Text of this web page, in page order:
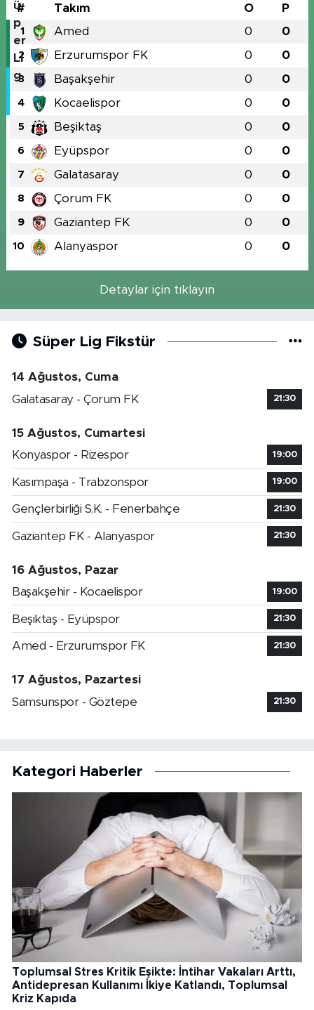
# Takım O P
1 Amed 0 0
2 Erzurumspor FK 0 0
3 Başakşehir 0 0
4 Kocaelispor 0 0
5 Beşiktaş 0 0
6 Eyüpspor 0 0
7 Galatasaray 0 0
8 Çorum FK 0 0
9 Gaziantep FK 0 0
10 Alanyaspor 0 0
Detaylar için tıklayın
Süper Lig Fikstür
14 Ağustos, Cuma
Galatasaray - Çorum FK
21:30
15 Ağustos, Cumartesi
Konyaspor - Rizespor
19:00
Kasımpaşa - Trabzonspor 19:00
Gençlerbirliği S.K. - Fenerbahçe 21:30
Gaziantep FK - Alanyaspor 21:30
16 Ağustos, Pazar
Başakşehir - Kocaelispor
19:00
Beşiktaş - Eyüpspor 21:30
Amed - Erzurumspor FK 21:30
17 Ağustos, Pazartesi
Samsunspor - Göztepe
21:30
Kategori Haberler
Toplumsal Stres Kritik Eşikte: İntihar Vakaları Arttı,
Antidepresan Kullanımı İkiye Katlandı, Toplumsal
Kriz Kapıda